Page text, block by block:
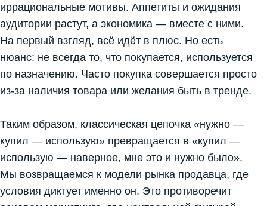
иррациональные мотивы. Аппетиты и ожидания
аудитории растут, а экономика — вместе с ними.
На первый взгляд, всё идёт в плюс. Но есть
нюанс: не всегда то, что покупается, используется
по назначению. Часто покупка совершается просто
из-за наличия товара или желания быть в тренде.
Таким образом, классическая цепочка «нужно —
купил — использую» превращается в «купил —
использую — наверное, мне это и нужно было».
Мы возвращаемся к модели рынка продавца, где
условия диктует именно он. Это противоречит